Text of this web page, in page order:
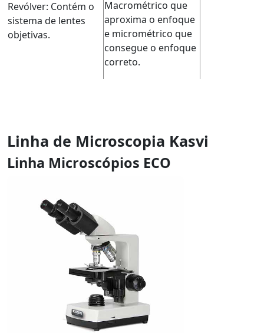
Revólver: Contém o
sistema de lentes
objetivas.
Macrométrico que
aproxima o enfoque
e micrométrico que
consegue o enfoque
correto.
Linha de Microscopia Kasvi
Linha Microscópios ECO